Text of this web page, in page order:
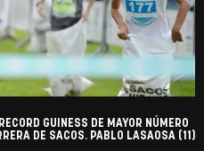
GUINESS DE MAYOR NÚMERO
DE SACOS. PABLO LASAOSA (11)